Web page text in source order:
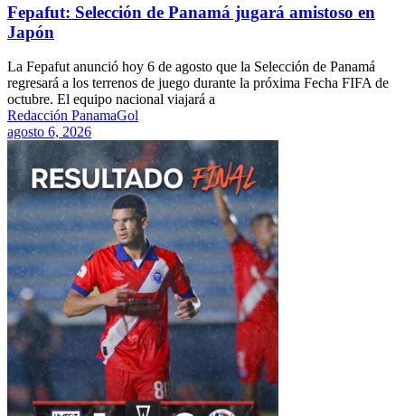
Fepafut: Selección de Panamá jugará amistoso en
Japón
La Fepafut anunció hoy 6 de agosto que la Selección de Panamá
regresará a los terrenos de juego durante la próxima Fecha FIFA de
octubre. El equipo nacional viajará a
Redacción PanamaGol
agosto 6, 2026